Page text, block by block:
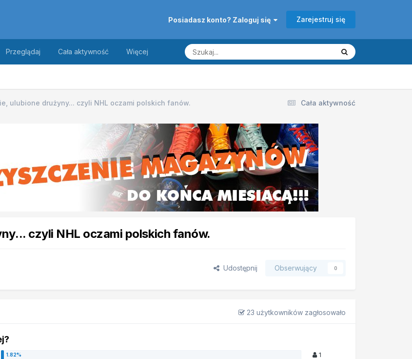
Posiadasz konto? Zaloguj się Zarejestruj się
Przeglądaj Cała aktywność Więcej
Cała aktywność
ulubione drużyny... czyli NHL oczami polskich fanów.
czyli NHL oczami polskich fanów.
Udostępnij Obserwujący 0
23 użytkowników zagłosowało
1